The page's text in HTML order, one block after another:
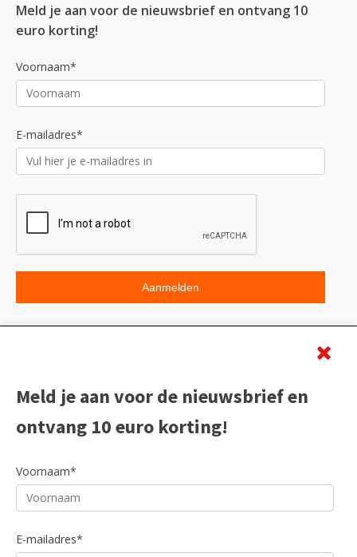
Meld je aan voor de nieuwsbrief en ontvang 10
euro korting!
Voornaam*
E-mailadres*
Meld je aan voor de nieuwsbrief en
ontvang 10 euro korting!
Voornaam*
E-mailadres*